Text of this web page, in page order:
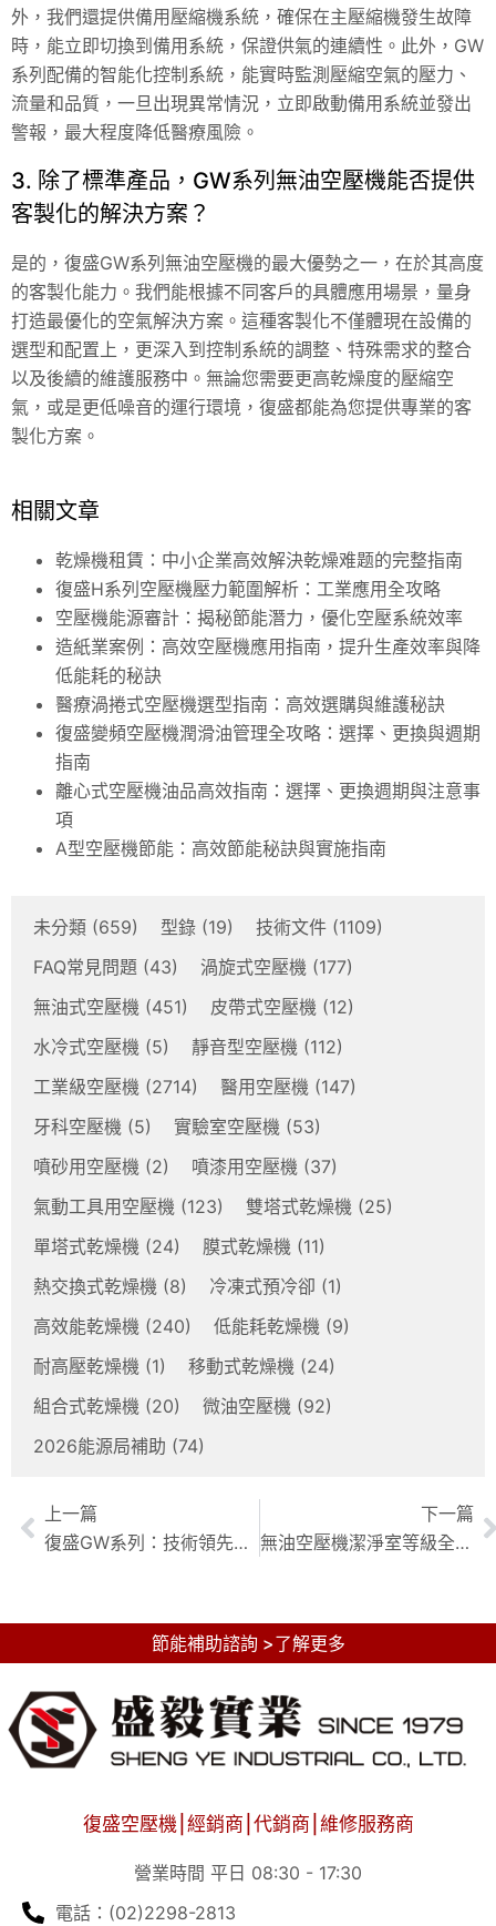
外，我們還提供備用壓縮機系統，確保在主壓縮機發生故障
時，能立即切換到備用系統，保證供氣的連續性。此外，GW
系列配備的智能化控制系統，能實時監測壓縮空氣的壓力、
流量和品質，一旦出現異常情況，立即啟動備用系統並發出
警報，最大程度降低醫療風險。
3. 除了標準產品，GW系列無油空壓機能否提供
客製化的解決方案？
是的，復盛GW系列無油空壓機的最大優勢之一，在於其高度
的客製化能力。我們能根據不同客戶的具體應用場景，量身
打造最優化的空氣解決方案。這種客製化不僅體現在設備的
選型和配置上，更深入到控制系統的調整、特殊需求的整合
以及後續的維護服務中。無論您需要更高乾燥度的壓縮空
氣，或是更低噪音的運行環境，復盛都能為您提供專業的客
製化方案。
相關文章
乾燥機租賃：中小企業高效解決乾燥难题的完整指南
復盛H系列空壓機壓力範圍解析：工業應用全攻略
空壓機能源審計：揭秘節能潛力，優化空壓系統效率
造紙業案例：高效空壓機應用指南，提升生產效率與降
低能耗的秘訣
醫療渦捲式空壓機選型指南：高效選購與維護秘訣
復盛變頻空壓機潤滑油管理全攻略：選擇、更換與週期
指南
離心式空壓機油品高效指南：選擇、更換週期與注意事
項
A型空壓機節能：高效節能秘訣與實施指南
未分類 (659) 型錄 (19) 技術文件 (1109)
FAQ常見問題 (43) 渦旋式空壓機 (177)
無油式空壓機 (451) 皮帶式空壓機 (12)
水冷式空壓機 (5) 靜音型空壓機 (112)
工業級空壓機 (2714) 醫用空壓機 (147)
牙科空壓機 (5) 實驗室空壓機 (53)
噴砂用空壓機 (2) 噴漆用空壓機 (37)
氣動工具用空壓機 (123) 雙塔式乾燥機 (25)
單塔式乾燥機 (24) 膜式乾燥機 (11)
熱交換式乾燥機 (8) 冷凍式預冷卻 (1)
高效能乾燥機 (240) 低能耗乾燥機 (9)
耐高壓乾燥機 (1) 移動式乾燥機 (24)
組合式乾燥機 (20) 微油空壓機 (92)
2026能源局補助 (74)
上一篇
復盛GW系列：技術領先，打造高效、節能無油空壓機解決方案
下一篇
無油空壓機潔淨室等級全攻略：復盛GW系列與應用解析
節能補助諮詢 >了解更多
復盛空壓機⎮經銷商⎮代銷商⎮維修服務商
營業時間 平日 08:30 - 17:30
電話：(02)2298-2813